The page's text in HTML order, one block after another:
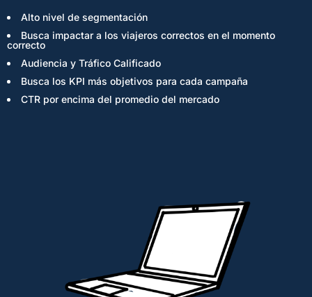
Alto nivel de segmentación
Busca impactar a los viajeros correctos en el momento
correcto
Audiencia y Tráfico Calificado
Busca los KPI más objetivos para cada campaña
CTR por encima del promedio del mercado